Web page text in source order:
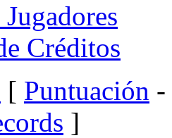
Créditos
[ Puntuación -
]